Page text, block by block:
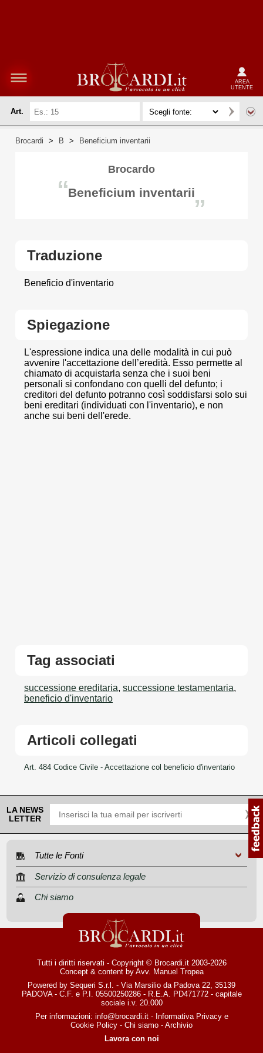
AREA
UTENTE
Art.
Brocardi > B > Beneficium inventarii
Brocardo
“Beneficium inventarii
”
Traduzione
Beneficio d'inventario
Spiegazione
L'espressione indica una delle modalità in cui può
avvenire l'accettazione dell’eredità. Esso permette al
chiamato di acquistarla senza che i suoi beni
personali si confondano con quelli del defunto; i
creditori del defunto potranno così soddisfarsi solo sui
beni ereditari (individuati con l'inventario), e non
anche sui beni dell'erede.
Tag associati
successione ereditaria, successione testamentaria,
beneficio d'inventario
Articoli collegati
Art. 484 Codice Civile - Accettazione col beneficio d'inventario
LA NEWS
LETTER
Tutte le Fonti
Servizio di consulenza legale
Chi siamo
Tutti i diritti riservati - Copyright © Brocardi.it 2003-2026
Concept & content by Avv. Manuel Tropea
Powered by Sequeri S.r.l. - Via Marsilio da Padova 22, 35139
PADOVA - C.F. e P.I. 05500250286 - R.E.A. PD471772 - capitale
sociale i.v. 20.000
Per informazioni: info@brocardi.it- Informativa Privacye
Cookie Policy - Chi siamo - Archivio
Lavora con noi